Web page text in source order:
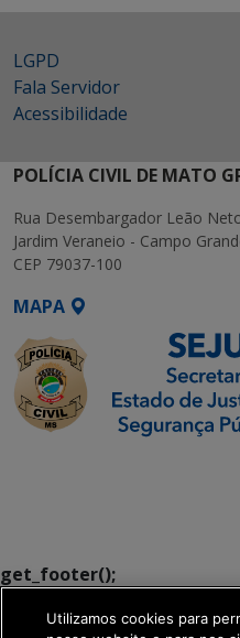
LGPD
Fala Servidor
Acessibilidade
POLÍCIA CIVIL DE MATO
Rua Desembargador Leão
Jardim Veraneio - Campo
CEP 79037-100
MAPA
get_footer();
Utilizamos cookies para